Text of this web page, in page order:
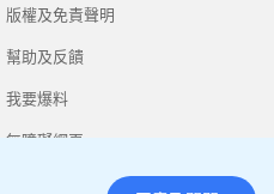
版權及免責聲明
幫助及反饋
我要爆料
無障礙網頁